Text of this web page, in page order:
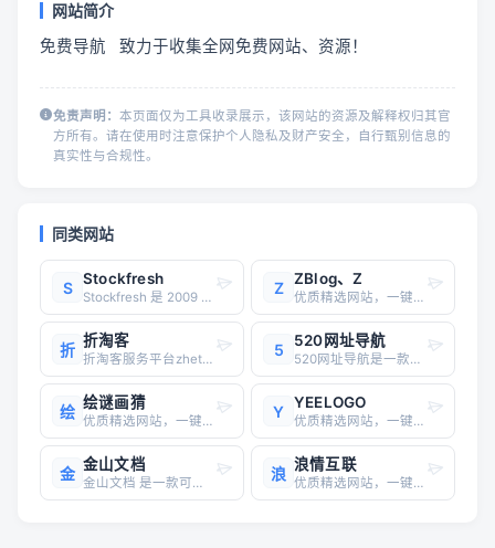
网站简介
免费导航   致力于收集全网免费网站、资源！
免责声明： 本页面仅为工具收录展示，该网站的资源及解释权归其官
方所有。请在使用时注意保护个人隐私及财产安全，自行甄别信息的
真实性与合规性。
同类网站
S Stockfresh
Stockfresh 是 2009 年成立于匈牙利的国际素材交易平台，凭借 “高性价比素材 + 创作者友好分成” 的核心定位，在欧洲、亚洲市场积累了大量用户，目前服务覆盖全球 150 多个国家和地区，素材库规模超 1.2 亿件，涵盖高清图片、矢量图、插画等视觉素材，尤其在地域特色素材（如欧洲人文风情
Z ZBlog、Z
优质精选网站，一键直达
折 折淘客
折淘客服务平台zhetaoke.com折淘客！联盟本着专注单品、极致转化的使命，提供业务包括领券优惠精选、鹊桥精选，以及淘宝客运营干货，帮助大家实现利益最大化，同时帮助淘宝卖家打造爆款，带动销售！折淘客官网入口网址：https://yanhuopro.com/折淘客是一个专注于淘宝、
5 520网址导航
520网址导航是一款免费收录分享优秀网址的网站导航，包含520网址收录、电商导航、AI导航、图书导航、上网导航、青少年网址导航、学生导航、中小学生作文等，支持自动收录、自动审核、自动分类目录等强大的功能，还有二次元插画与作文欣赏。
绘 绘谜画猜
优质精选网站，一键直达
Y YEELOGO
优质精选网站，一键直达
金 金山文档
金山文档 是一款可多人实时协作编辑的在线文档，修改后自动保存，无需转换格式，告别反复传文件，支持在网页中在线编辑，可下载电脑版客户端、下载APP使用。支持设置不同成员查看或编辑权限。数据安全隔离、实时同步，与他人共享文件夹/团队文件/企业文件，轻松完成团队协作、资料共享、项目管理、信息统计、在线会议
浪 浪情互联
优质精选网站，一键直达